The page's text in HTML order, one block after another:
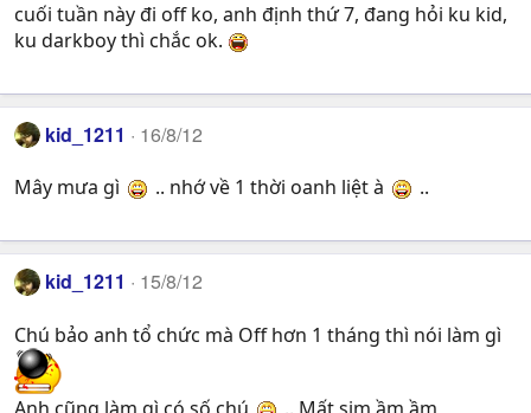
cuối tuần này đi off ko, anh định thứ 7, đang hỏi ku kid,
ku darkboy thì chắc ok.
kid_1211 16/8/12
Mây mưa gì .. nhớ về 1 thời oanh liệt à ..
kid_1211 15/8/12
Chú bảo anh tổ chức mà Off hơn 1 tháng thì nói làm gì